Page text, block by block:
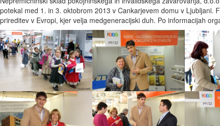
potekal med 1. in 3. oktobrom 2013 v Cankarjevem domu v Ljubljani.
prireditev v Evropi, kjer velja medgeneracijski duh. Po informacijah